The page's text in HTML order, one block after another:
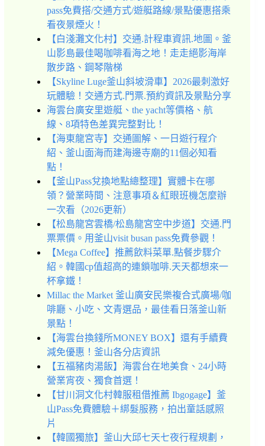
pass免費搭/交通方式/遊艇路線/景點優惠搭乘
看夜景煙火！
【白淺灘文化村】交通.計程車資訊.地圖。釜
山影島最佳喝咖啡看海之地！走走絕影海岸
散步路、鋼琴階梯
【Skyline Luge釜山斜坡滑車】2026最刺激好
玩體驗！交通方式.門票.預約資訊及景點分享
海雲台廣安里遊艇、the yacht等價格、航
線、8項特色差異完整對比！
【海東龍宮寺】交通圖解、一日遊行程介
紹、釜山面海而建海邊寺廟的11個必知看
點！
【釜山Pass兌換地點總整理】實體卡在哪
領？營業時間、注意事項＆紅眼班機怎麼辦
一次看（2026更新）
【松島龍宮雲橋/松島龍宮空中步道】交通.門
票票價。用釜山visit busan pass免費參觀！
【Mega Coffee】推薦飲料菜單.點餐步驟介
紹。韓國cp值超高的連鎖咖啡.天天都想來一
杯拿鐵！
Millac the Market 釜山廣安民樂複合式廣場/咖
啡廳、小吃、文青選品，最佳看日落釜山新
景點！
【海雲台換錢所MONEY BOX】還有手續費
減免優惠！釜山各分店資訊
【五福豬肉湯飯】海雲台在地美食、24小時
營業宵夜、獨食首選！
【甘川洞文化村韓服租借推薦 Ibgogage】釜
山Pass免費體驗＋綁髮服務，拍出童話感照
片
【韓國獨旅】釜山大邱七天七夜行程規劃，